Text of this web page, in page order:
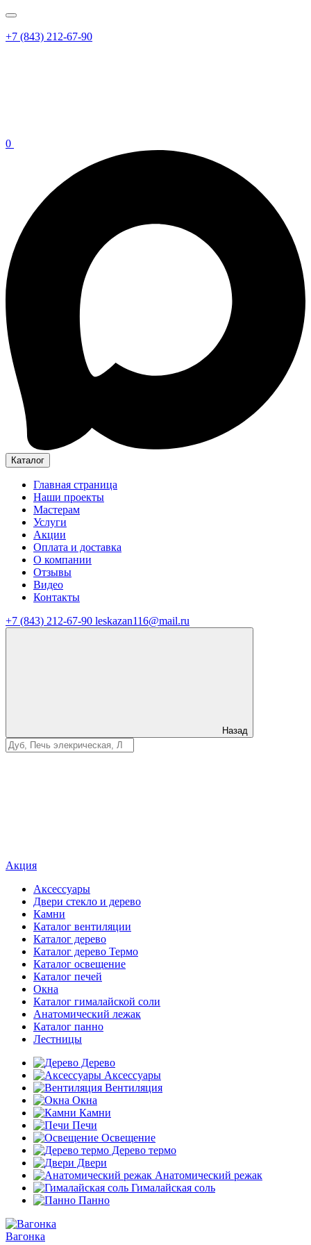
+7 (843) 212-67-90
0
Каталог
Главная страница
Наши проекты
Мастерам
Услуги
Акции
Оплата и доставка
О компании
Отзывы
Видео
Контакты
+7 (843) 212-67-90 leskazan116@mail.ru
Назад
Акция
Аксессуары
Двери стекло и дерево
Камни
Каталог вентиляции
Каталог дерево
Каталог дерево Термо
Каталог освещение
Каталог печей
Окна
Каталог гималайской соли
Анатомический лежак
Каталог панно
Лестницы
Дерево
Аксессуары
Вентиляция
Окна
Камни
Печи
Освещение
Дерево термо
Двери
Анатомический режак
Гималайская соль
Панно
Вагонка